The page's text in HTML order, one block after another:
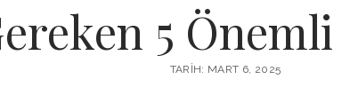
5
TARIH: MART 6, 2025